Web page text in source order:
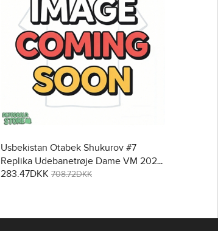
Usbekistan Otabek Shukurov #7
Replika Udebanetrøje Dame VM 2026
Kortærmet
283.47DKK 708.72DKK